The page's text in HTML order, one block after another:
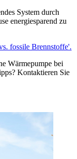
System durch
energiesparend zu
fossile Brennstoffe'.
Wärmepumpe bei
Kontaktieren Sie